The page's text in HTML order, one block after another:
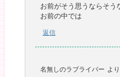
お前がそう思うならそう
お前の中では
返信
名無しのラブライバー よ